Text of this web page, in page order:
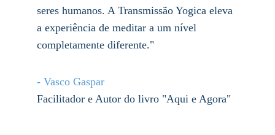
seres humanos. A Transmissão Yogica eleva
a experiência de meditar a um nível
completamente diferente."
- Vasco Gaspar
Facilitador e Autor do livro "Aqui e Agora"